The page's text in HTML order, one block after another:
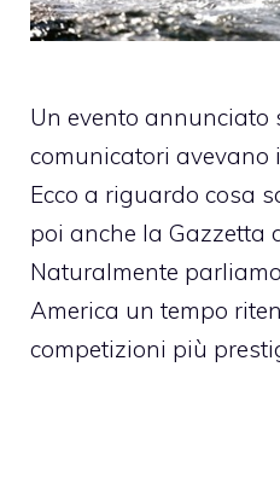
Un evento annunciato
comunicatori avevano
Ecco a riguardo cosa
poi anche la Gazzetta
Naturalmente
America un tempo
competizioni più